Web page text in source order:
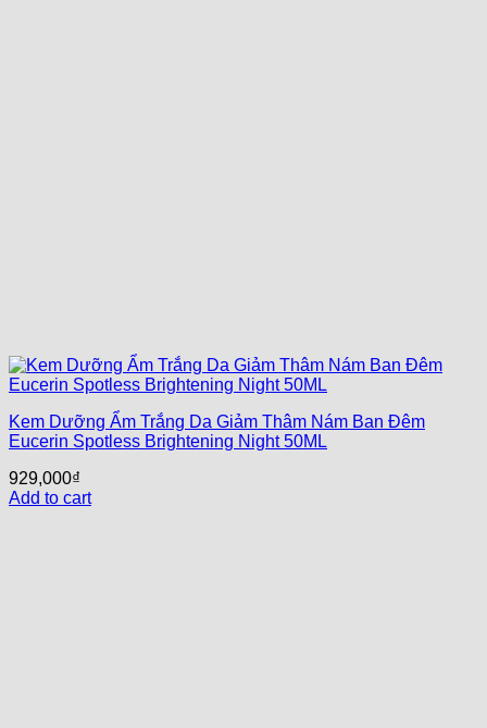
Kem Dưỡng Ẩm Trắng Da Giảm Thâm Nám Ban Đêm
Eucerin Spotless Brightening Night 50ML
929,000₫
Add to cart